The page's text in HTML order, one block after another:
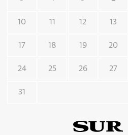
10 11 12 13
17 18 19 20
24 25 26 27
31